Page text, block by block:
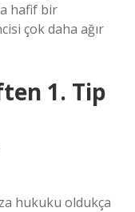
hafif bir
çok daha ağır
1. Tip
hukuku oldukça